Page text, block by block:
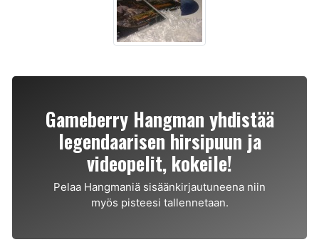
Gameberry Hangman yhdistää
legendaarisen hirsipuun ja
videopelit, kokeile!
Pelaa Hangmaniä sisäänkirjautuneena niin
myös pisteesi tallennetaan.